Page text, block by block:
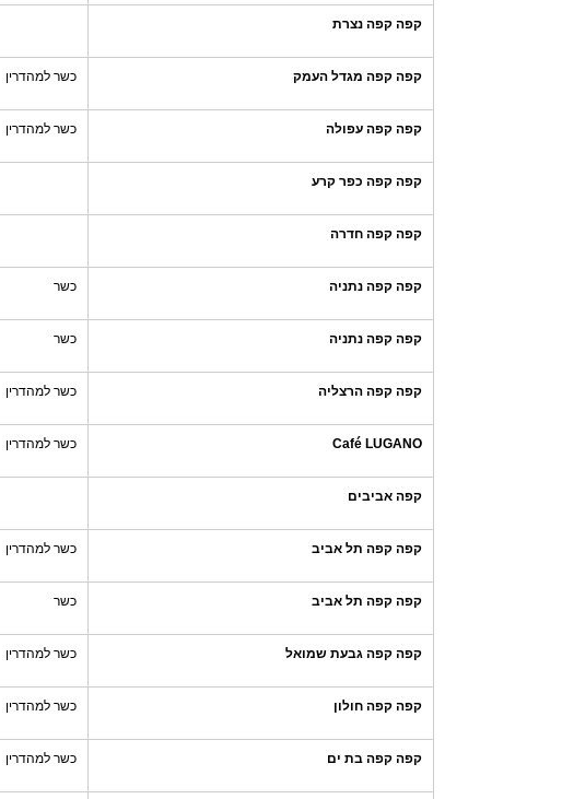
קפה קפה נצרת
קפה קפה מגדל העמק כשר למהדרין
קפה קפה עפולה כשר למהדרין
קפה קפה כפר קרע
קפה קפה חדרה
קפה קפה נתניה כשר
קפה קפה נתניה כשר
קפה קפה הרצליה כשר למהדרין
Café LUGANO כשר למהדרין
קפה אביבים
קפה קפה תל אביב כשר למהדרין
קפה קפה תל אביב כשר
קפה קפה גבעת שמואל כשר למהדרין
קפה קפה חולון כשר למהדרין
קפה קפה בת ים כשר למהדרין